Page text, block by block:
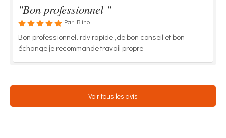
"Bon professionnel "
Par Blino
Bon professionnel, rdv rapide ,de bon conseil et bon
échange je recommande travail propre
Voir tous les avis